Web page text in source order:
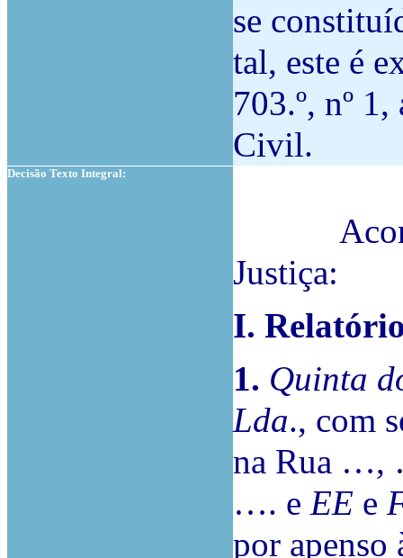
se
tal, este é
703.º, nº 1,
Civil.
Decisão Texto Integral:
Justiça:
I.
1. Quinta
Lda., com
na Rua
…. eEE e
por apenso